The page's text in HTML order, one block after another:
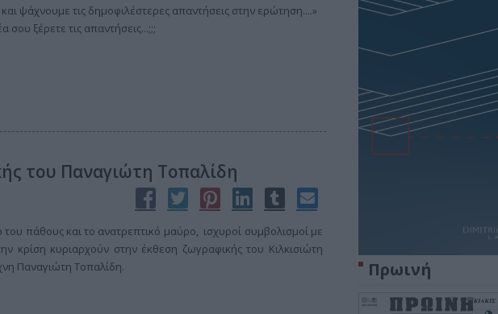
ψάχνουμε τις δημοφιλέστερες απαντήσεις στην ερώτηση....»
σου ξέρετε τις απαντήσεις...;;;
του Παναγιώτη Τοπαλίδη
πάθους και το ανατρεπτικό μαύρο, ισχυροί συμβολισμοί με
κρίση κυριαρχούν στην έκθεση ζωγραφικής του Κιλκισιώτη
Παναγιώτη Τοπαλίδη.
Πρωινή